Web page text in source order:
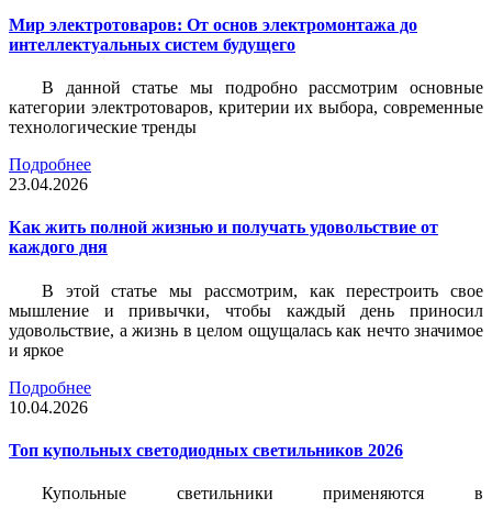
Мир электротоваров: От основ электромонтажа до
интеллектуальных систем будущего
В данной статье мы подробно рассмотрим основные
категории электротоваров, критерии их выбора, современные
технологические тренды
Подробнее
23.04.2026
Как жить полной жизнью и получать удовольствие от
каждого дня
В этой статье мы рассмотрим, как перестроить свое
мышление и привычки, чтобы каждый день приносил
удовольствие, а жизнь в целом ощущалась как нечто значимое
и яркое
Подробнее
10.04.2026
Топ купольных светодиодных светильников 2026
Купольные светильники применяются в